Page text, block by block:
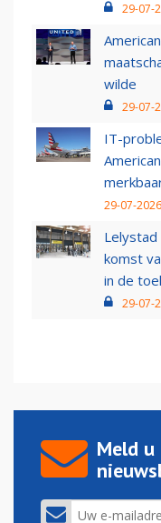
29-07-
wilde
29-07-
IT-
29-07-
komst
in de
29-07-
Meld u